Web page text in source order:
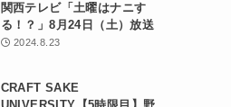
関西テレビ「土曜はナニす
る！？」8月24日（土）放送
2024.8.23
CRAFT SAKE